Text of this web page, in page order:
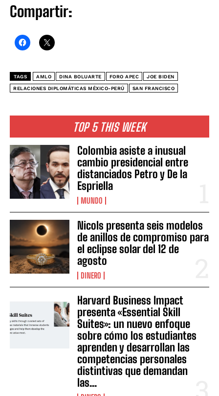
TOP 5 THIS WEEK
Colombia asiste a inusual
cambio presidencial entre
distanciados Petro y De la
Espriella
MUNDO
Nicols presenta seis modelos
de anillos de compromiso para
el eclipse solar del 12 de
agosto
DINERO
Harvard Business Impact
presenta «Essential Skill
Suites»: un nuevo enfoque
sobre cómo los estudiantes
aprenden y desarrollan las
competencias personales
distintivas que demandan
las...
Compartir:
TAGS AMLO DINA BOLUARTE FORO APEC JOE BIDEN
RELACIONES DIPLOMÁTICAS MÉXICO-PERÚ SAN FRANCISCO